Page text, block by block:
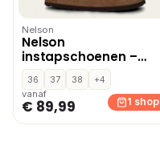
Nelson
Nelson
instapschoenen –
Taupe
36 37 38
+4
vanaf
€ 89,99 1 shop